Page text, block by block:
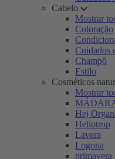
Cabelo
Mostrar
Coloração
Cuidados
Champô
Estilo
Cosméticos
Mostrar
Hej
Heliotrop
Lavera
Logona
primavera